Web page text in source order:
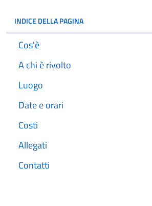
INDICE DELLA PAGINA
Cos'è
A chi è rivolto
Luogo
Date e orari
Costi
Allegati
Contatti